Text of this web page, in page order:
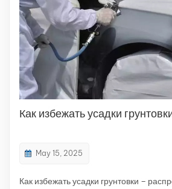
Как избежать усадки
May 15, 2025
Как избежать усадки грунтовки –